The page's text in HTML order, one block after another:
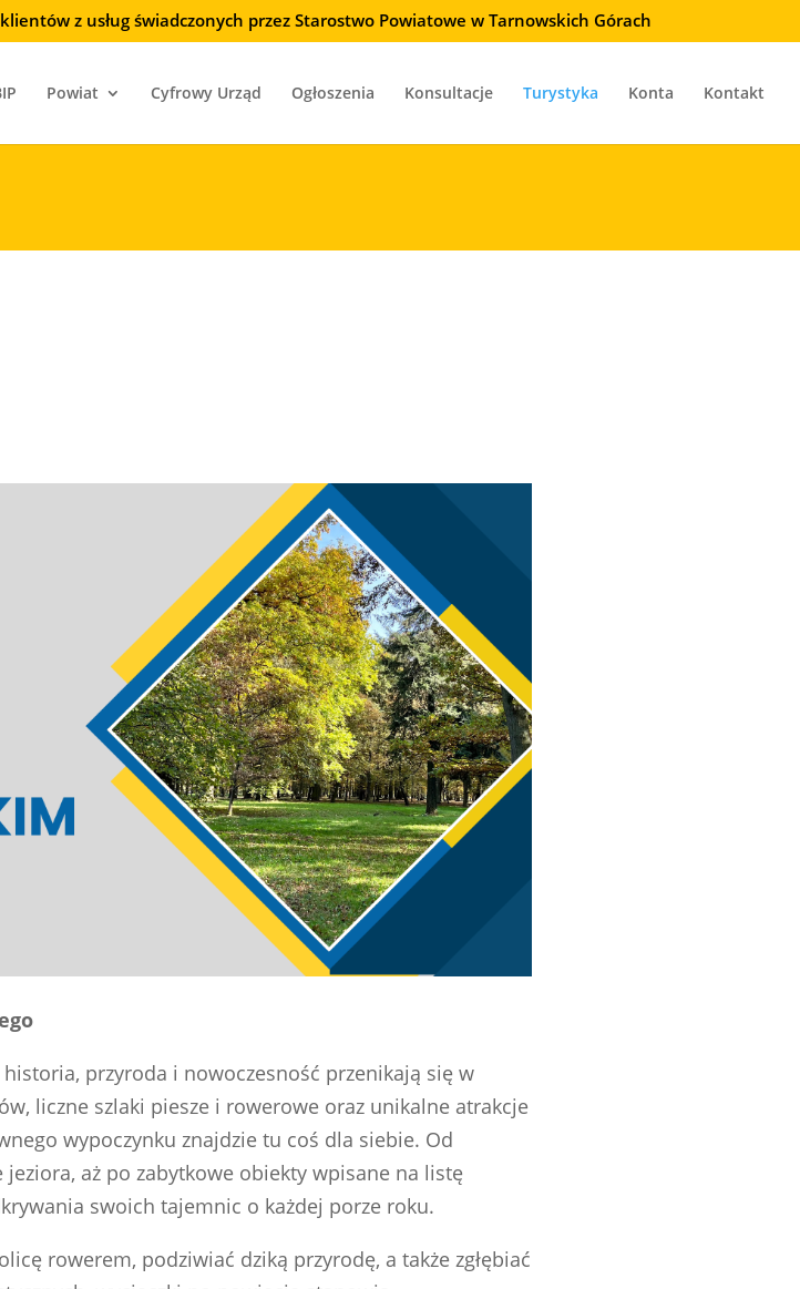
z usług świadczonych przez Starostwo Powiatowe w Tarnowskich Górach
Powiat Cyfrowy Urząd Ogłoszenia Konsultacje Turystyka Konta Kontakt
przyroda i nowoczesność przenikają się w
liczne szlaki piesze i rowerowe oraz unikalne atrakcje
wypoczynku znajdzie tu coś dla siebie. Od
aż po zabytkowe obiekty wpisane na listę
swoich tajemnic o każdej porze roku.
rowerem, podziwiać dziką przyrodę, a także zgłębiać